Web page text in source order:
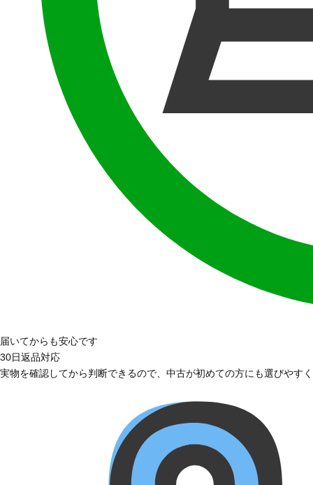
届いてからも安心です
30日返品対応
実物を確認してから判断できるので、中古が初めての方にも選びやす